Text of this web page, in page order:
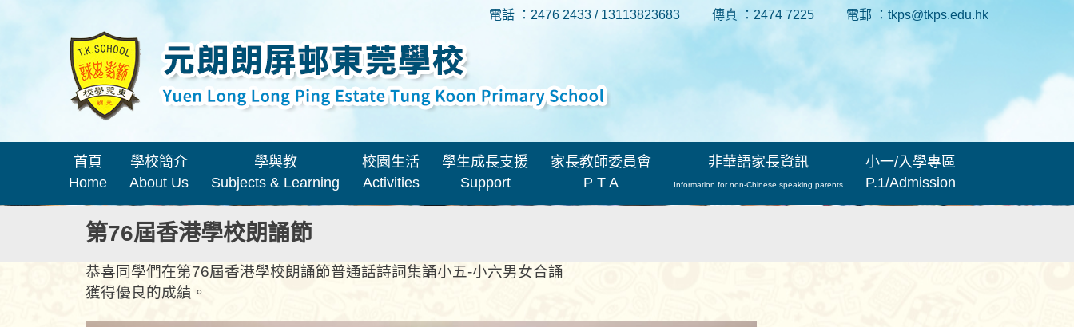
電話 ：2476 2433 / 13113823683 傳真 ：2474 7225 電郵 ：tkps@tkps.edu.hk
首頁
Home
學校簡介
About Us
學與教
Subjects & Learning
校園生活
Activities
學生成長支援
Support
家長教師委員會
P T A
非華語家長資訊
Information for non-Chinese speaking parents
小一/入學專區
P.1/Admission
第76屆香港學校朗誦節
恭喜同學們在第76屆香港學校朗誦節普通話詩詞集誦小五-小六男女合誦
獲得優良的成績。